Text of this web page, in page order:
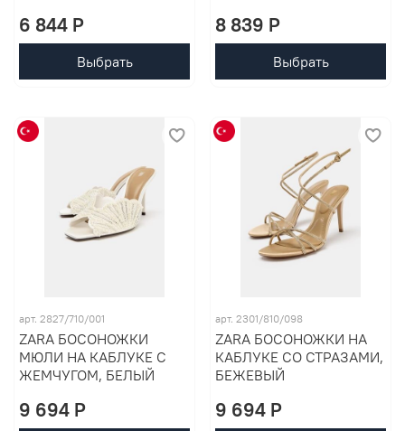
6 844 P
Выбрать
8 839 P
Выбрать
арт. 2827/710/001
ZARA БОСОНОЖКИ
МЮЛИ НА КАБЛУКЕ С
ЖЕМЧУГОМ, БЕЛЫЙ
9 694 P
арт. 2301/810/098
ZARA БОСОНОЖКИ НА
КАБЛУКЕ СО СТРАЗАМИ,
БЕЖЕВЫЙ
9 694 P